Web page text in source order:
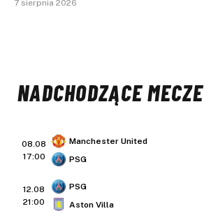
7 sierpnia 2026
NADCHODZĄCE MECZE
08.08
17:00
Manchester United
PSG
12.08
21:00
PSG
Aston Villa